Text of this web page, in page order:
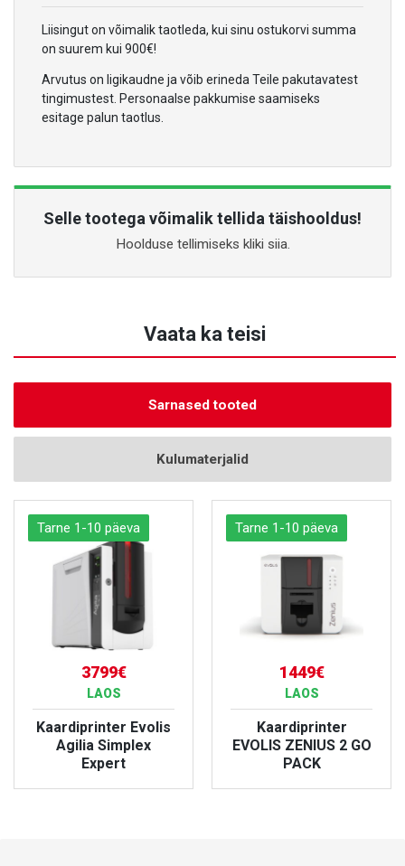
Liisingut on võimalik taotleda, kui sinu ostukorvi summa
on suurem kui 900€!
Arvutus on ligikaudne ja võib erineda Teile pakutavatest
tingimustest. Personaalse pakkumise saamiseks
esitage palun taotlus.
Selle tootega võimalik tellida täishooldus!
Hoolduse tellimiseks kliki siia.
Vaata ka teisi
Sarnased tooted
Kulumaterjalid
Tarne 1-10 päeva
3799€
LAOS
Kaardiprinter Evolis
Agilia Simplex
Expert
Tarne 1-10 päeva
1449€
LAOS
Kaardiprinter
EVOLIS ZENIUS 2 GO
PACK